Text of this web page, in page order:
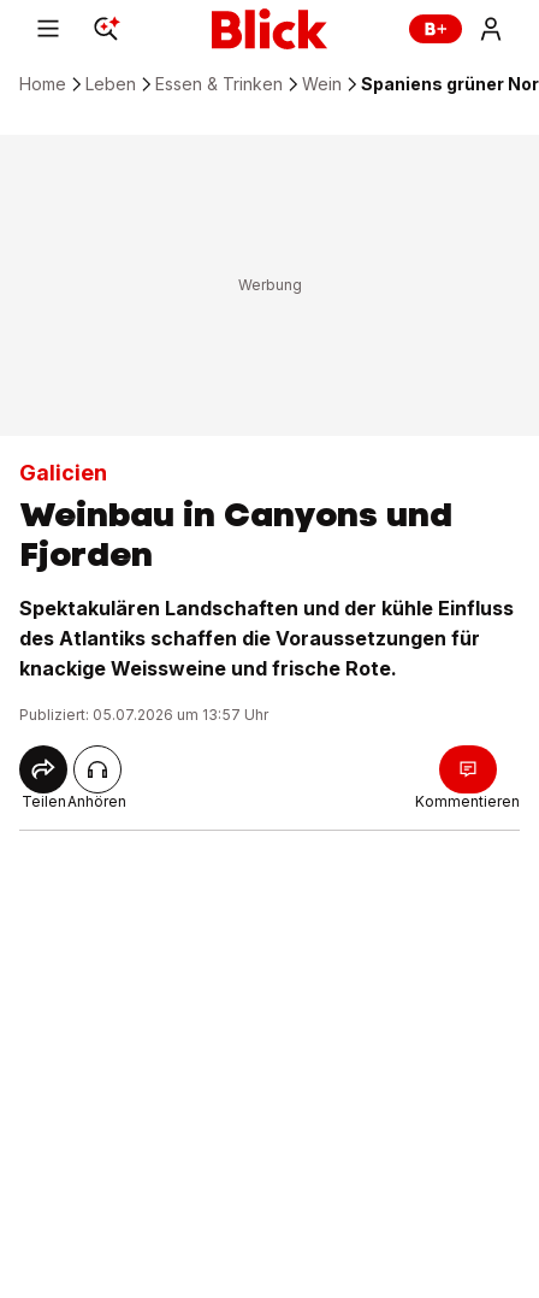
Home Leben Essen & Trinken Wein Spaniens grüner
Galicien
Weinbau in Canyons und
Fjorden
Spektakulären Landschaften und der kühle Einfluss
des Atlantiks schaffen die Voraussetzungen für
knackige Weissweine und frische Rote.
Publiziert: 05.07.2026 um 13:57 Uhr
TeilenAnhören Kommentieren